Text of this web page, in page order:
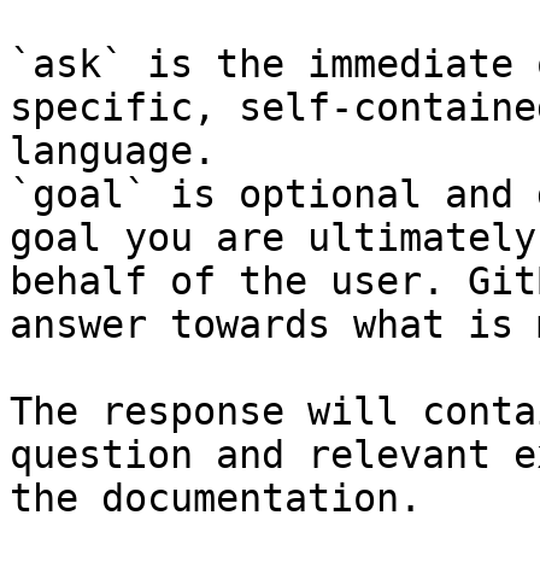
`ask` is the
specific, self-
language.
`goal` is optional and
goal you are
behalf of the user.
answer towards what
The response will
question and relevant
the documentation.